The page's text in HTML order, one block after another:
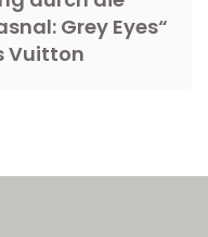
Grey Eyes“
Vuitton